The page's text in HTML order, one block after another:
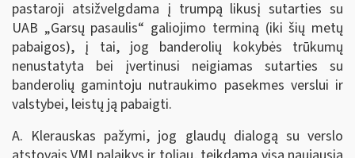
pastaroji atsižvelgdama į trumpą likusį sutarties su
UAB „Garsų pasaulis“ galiojimo terminą (iki šių metų
pabaigos), į tai, jog banderolių kokybės trūkumų
nenustatyta bei įvertinusi neigiamas sutarties su
banderolių gamintoju nutraukimo pasekmes verslui ir
valstybei, leistų ją pabaigti.
A. Klerauskas pažymi, jog glaudų dialogą su verslo